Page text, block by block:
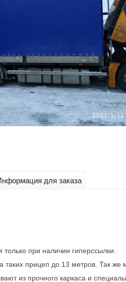
для заказа
при наличии гиперссылки.
прицеп до 13 метров. Так
из прочного каркаса и